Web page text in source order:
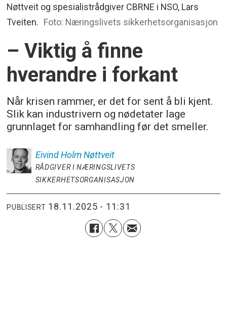
Nøttveit og spesialistrådgiver CBRNE i NSO, Lars
Tveiten. Foto: Næringslivets sikkerhetsorganisasjon
– Viktig å finne
hverandre i forkant
Når krisen rammer, er det for sent å bli kjent.
Slik kan industrivern og nødetater lage
grunnlaget for samhandling før det smeller.
Eivind Holm Nøttveit
RÅDGIVER I NÆRINGSLIVETS
SIKKERHETSORGANISASJON
PUBLISERT 18.11.2025 - 11:31